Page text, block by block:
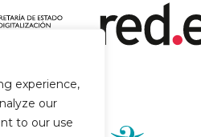
experience,
our
to our use